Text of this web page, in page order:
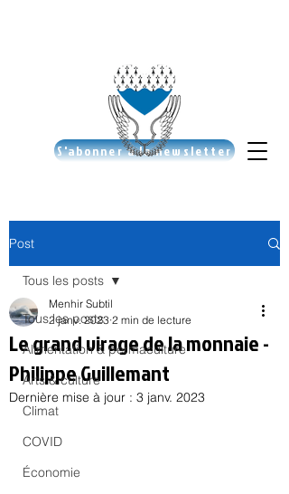
S'abonner à la newsletter
Post
Tous les posts
Alimentation & permaculture
Arts & culture
Climat
COVID
Économie
Tous les posts
Le grand virage de la monnaie -
Philippe Guillemant
Menhir Subtil
2 janv. 2023 2 min de lecture
Dernière mise à jour : 3 janv. 2023